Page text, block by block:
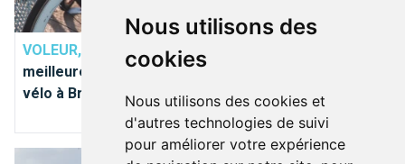
Nous utilisons des
cookies
Nous utilisons des cookies et
d'autres technologies de suivi
pour améliorer votre expérience
VOLEUR, ARRÊTE DE VOLER
meilleures astuces pour éviter de se faire voler son
vélo à Bruxelles
Dimanche sans voiture à Bruxelles : il est temps de bouger!